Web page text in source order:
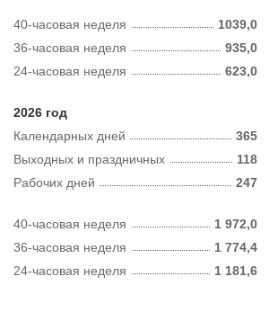
40-часовая неделя
1039,0
36-часовая неделя
935,0
24-часовая неделя
623,0
2026 год
Календарных дней
365
Рабочих дней 247
Выходных и праздничных 118
40-часовая неделя
1 972,0
36-часовая неделя
1 774,4
24-часовая неделя
1 181,6